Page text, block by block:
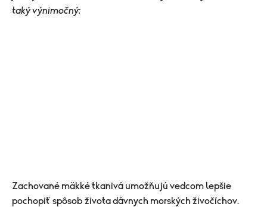
taký výnimočný:
Zachované mäkké tkanivá umožňujú vedcom lepšie
pochopiť spôsob života dávnych morských živočíchov.